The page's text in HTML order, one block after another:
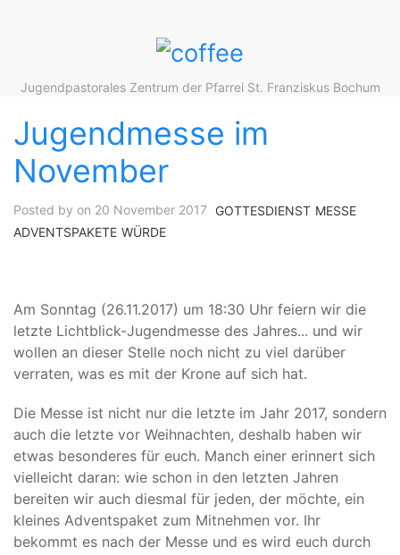
Jugendpastorales Zentrum der Pfarrei St. Franziskus Bochum
Jugendmesse im
November
Posted by on 20 November 2017 GOTTESDIENST MESSE
ADVENTSPAKETE WÜRDE
Am Sonntag (26.11.2017) um 18:30 Uhr feiern wir die
letzte Lichtblick-Jugendmesse des Jahres... und wir
wollen an dieser Stelle noch nicht zu viel darüber
verraten, was es mit der Krone auf sich hat.
Die Messe ist nicht nur die letzte im Jahr 2017, sondern
auch die letzte vor Weihnachten, deshalb haben wir
etwas besonderes für euch. Manch einer erinnert sich
vielleicht daran: wie schon in den letzten Jahren
bereiten wir auch diesmal für jeden, der möchte, ein
kleines Adventspaket zum Mitnehmen vor. Ihr
bekommt es nach der Messe und es wird euch durch